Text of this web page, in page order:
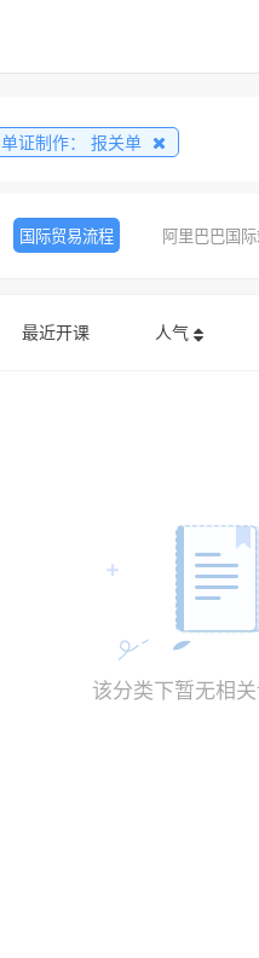
单证制作： 报关单
国际贸易流程 阿里巴巴国
最近开课 人气
该分类下暂无相